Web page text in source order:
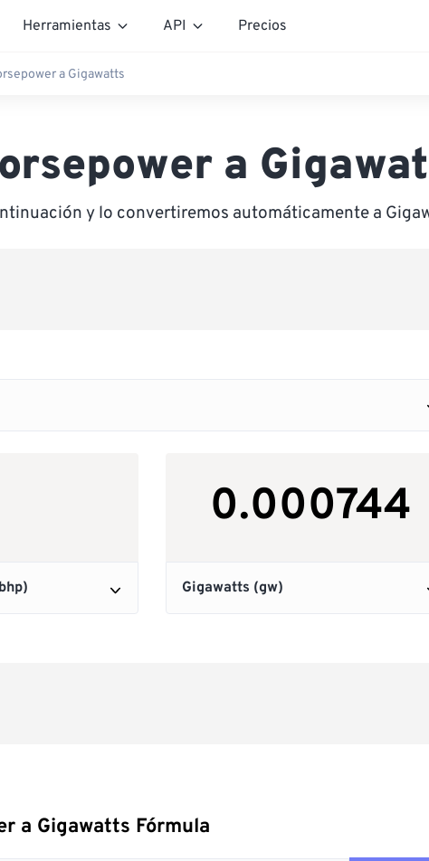
Herramientas API Precios
a Gigawatts
a
y lo convertiremos automáticamente a
a Gigawatts Fórmula